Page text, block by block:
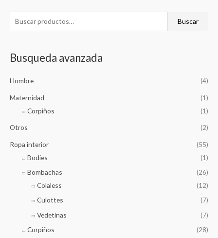
u
c
r
p
Buscar
Busqueda avanzada
Hombre (4)
Maternidad
(1)
Corpiños
(1)
Otros (2)
Ropa interior
(55)
Bodies
(1)
Bombachas
(26)
Colaless
(12)
Culottes
(7)
Vedetinas
(7)
Corpiños
(28)